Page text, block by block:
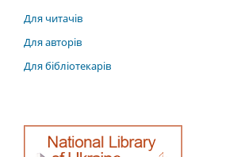
Для читачів
Для авторів
Для бібліотекарів